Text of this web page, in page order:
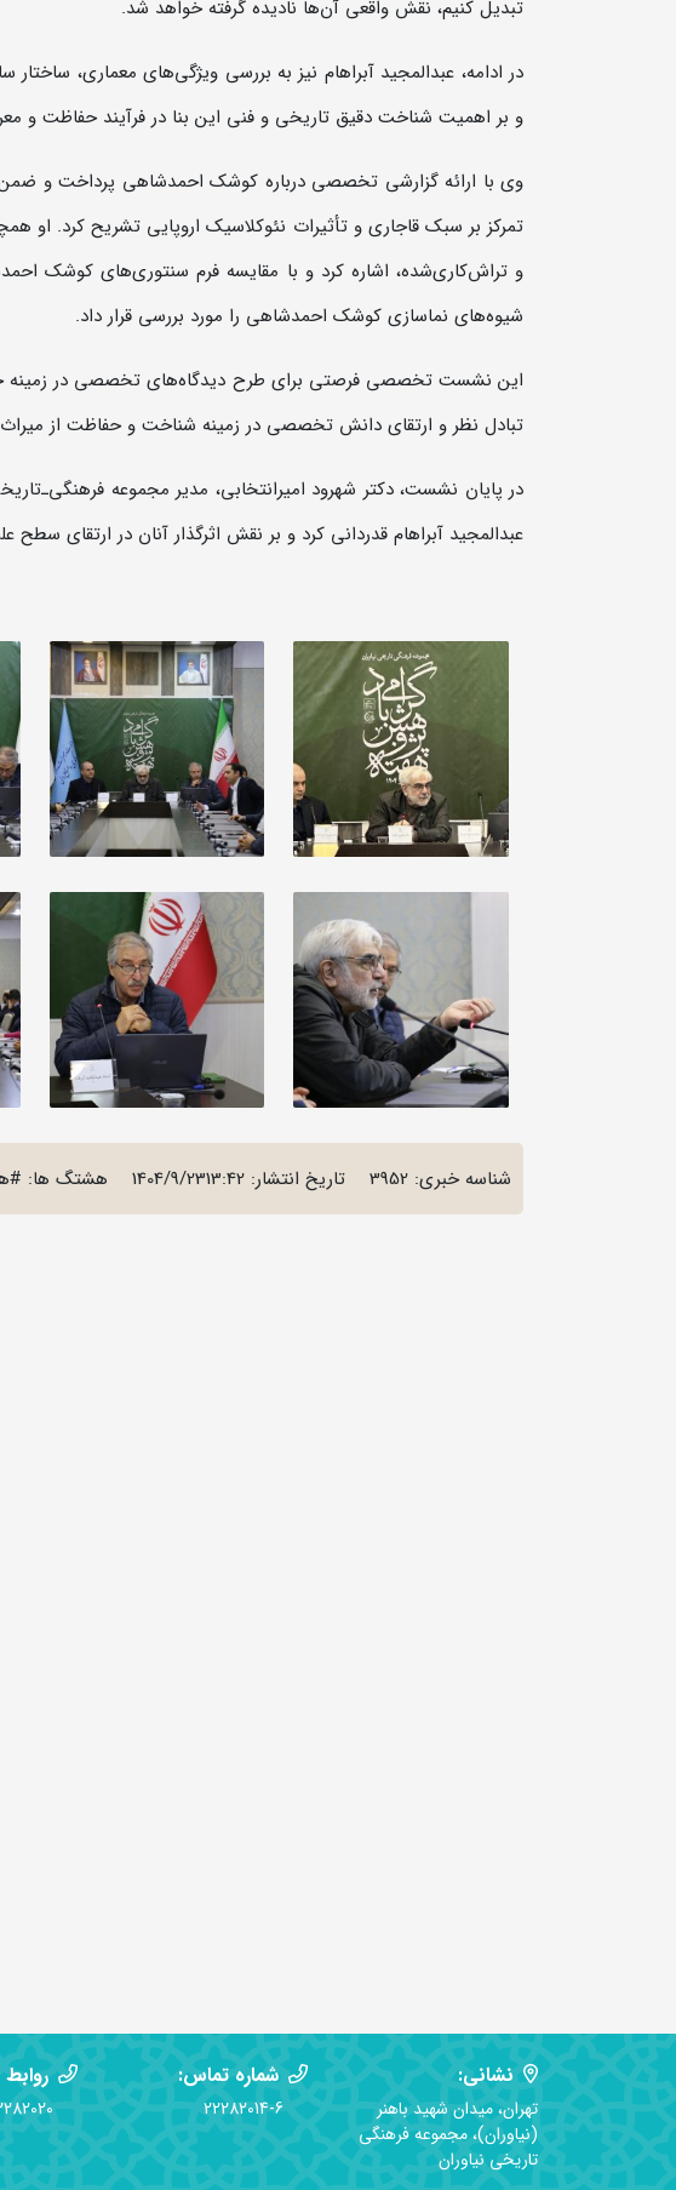
تبدیل کنیم، نقش واقعی آن‌ها نادیده گرفته خواهد شد.
در ادامه، عبدالمجید آبراهام نیز به بررسی ویژگی‌های معماری،
و بر اهمیت شناخت دقیق تاریخی و فنی این بنا در فرآیند حفاظت و
وی با ارائه گزارشی تخصصی درباره کوشک احمدشاهی پرداخت و ضمن
تمرکز بر سبک قاجاری و تأثیرات نئوکلاسیک اروپایی تشریح کرد. او
و تراش‌کاری‌شده، اشاره کرد و با مقایسه فرم سنتوری‌های کوشک
شیوه‌های نماسازی کوشک احمدشاهی را مورد بررسی قرار داد.
این نشست تخصصی فرصتی برای طرح دیدگاه‌های تخصصی در زمینه
تبادل نظر و ارتقای دانش تخصصی در زمینه شناخت و حفاظت از میراث
در پایان نشست، دکتر شهرود امیرانتخابی، مدیر مجموعه
عبدالمجید آبراهام قدردانی کرد و بر نقش اثرگذار آنان در ارتقای
شناسه خبری: 3952 تاریخ انتشار: 1404/9/2313:42 هشتگ ها:
نشانی:
تهران، میدان شهید باهنر
(نیاوران)، مجموعه فرهنگی
تاریخی نیاوران
شماره تماس:
22282014-6